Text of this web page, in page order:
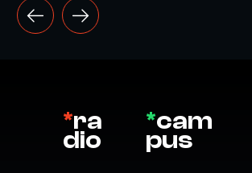
*ra
dio
*cam
pus